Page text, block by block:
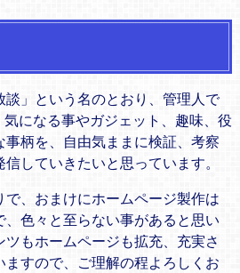
談」という名のとおり、管理人で
になる事やガジェット、趣味、役
柄を、自由気ままに検証、考察
していきたいと思っています。
で、おまけにホームページ製作は
色々と至らない事があると思い
ツもホームページも拡充、充実さ
すので、ご理解の程よろしくお